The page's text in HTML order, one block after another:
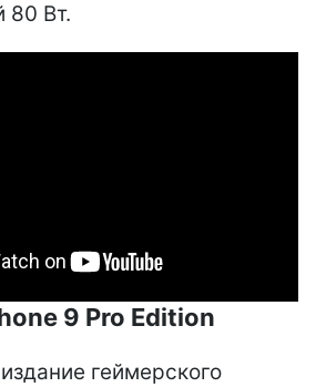
80 Вт.
9 Pro Edition
геймерского